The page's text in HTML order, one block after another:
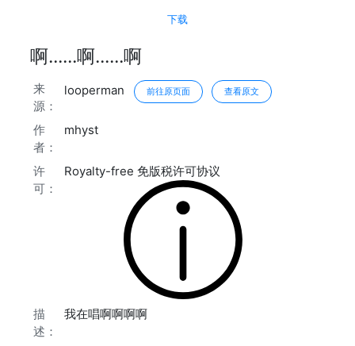
下载
啊......啊......啊
来
源：
looperman 前往原页面 查看原文
作
者：
mhyst
许
可：
Royalty-free 免版税许可协议
描
述：
我在唱啊啊啊啊